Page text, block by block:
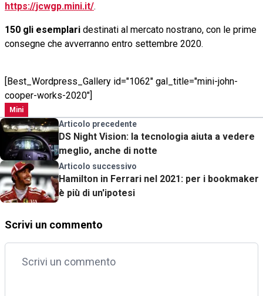
https://jcwgp.mini.it/.
150 gli esemplari destinati al mercato nostrano, con le prime
consegne che avverranno entro settembre 2020.
[Best_Wordpress_Gallery id="1062" gal_title="mini-john-
cooper-works-2020"]
Mini
Articolo precedente
DS Night Vision: la tecnologia aiuta a vedere
meglio, anche di notte
Articolo successivo
Hamilton in Ferrari nel 2021: per i bookmaker
è più di un'ipotesi
Scrivi un commento